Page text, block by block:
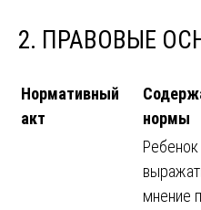
2. ПРАВОВЫЕ
Нормативный
акт
нормы
мнение